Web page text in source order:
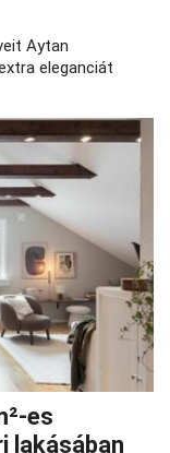
Aytan
eleganciát
es
lakásában